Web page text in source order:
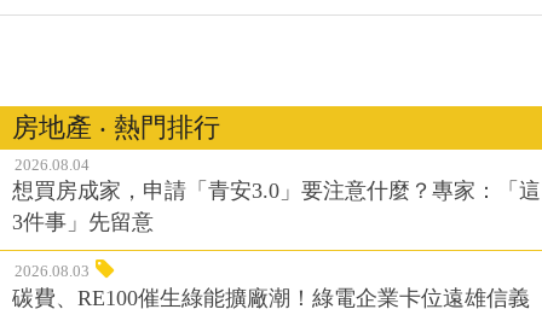
房地產 ‧ 熱門排行
2026.08.04
想買房成家，申請「青安3.0」要注意什麼？專家：「這
3件事」先留意
2026.08.03
碳費、RE100催生綠能擴廠潮！綠電企業卡位遠雄信義